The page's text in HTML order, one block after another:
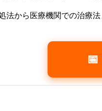
法から医療機関での治療